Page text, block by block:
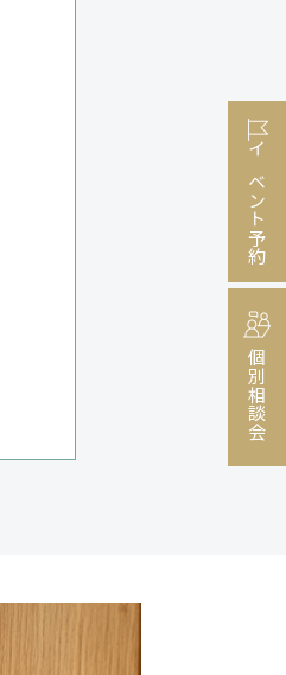
イベント予約
個別相談会